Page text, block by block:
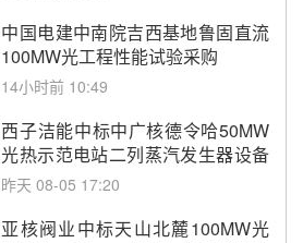
中国电建中南院吉西基地鲁固直流
100MW光工程性能试验采购
14小时前 10:49
西子洁能中标中广核德令哈50MW
光热示范电站二列蒸汽发生器设备
采购
昨天 08-05 17:20
亚核阀业中标天山北麓100MW光